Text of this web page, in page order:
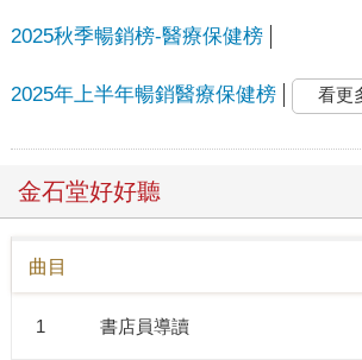
2025秋季暢銷榜-醫療保健榜
2025年上半年暢銷醫療保健榜 看更
金石堂好好聽
曲目
1 書店員導讀